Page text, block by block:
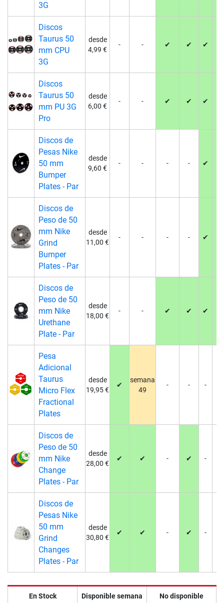
3G
Discos
Taurus 50
mm CPU
3G
desde
4,99 €
- - ✔ ✔ ✔
Discos
Taurus 50
mm PU 3G
Pro
desde
6,00 €
- - ✔ ✔ ✔
Discos de
Pesas Nike
50 mm
Bumper
Plates - Par
desde
9,60 €
- - - - ✔
Discos de
Peso de 50
mm Nike
Grind
Bumper
Plates - Par
desde
11,00 €
- - - - ✔
Discos de
Peso de 50
mm Nike
Urethane
Plate - Par
desde
18,00 €
- - ✔ ✔ ✔
Pesa
Adicional
Taurus
Micro Flex
Fractional
Plates
desde
19,95 €
✔
semana
49
- - -
Discos de
Peso de 50
mm Nike
Change
Plates - Par
desde
28,00 €
✔ ✔ - ✔ -
Discos de
Pesas Nike
50 mm
Grind
Changes
Plates - Par
desde
30,80 €
✔ ✔ - ✔ -
En Stock Disponible semana No disponible